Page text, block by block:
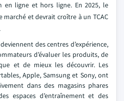
en ligne et hors ligne. En 2025, le
et devrait croître à un TCAC
des centres d’expérience,
d’évaluer les produits, de
et de mieux les découvrir. Les
Apple, Samsung et Sony, ont
dans des magasins phares
espaces d’entraînement et des